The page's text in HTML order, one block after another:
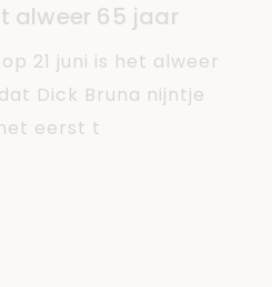
alweer 65 jaar
21 juni is het alweer
Dick Bruna nijntje
eerst t